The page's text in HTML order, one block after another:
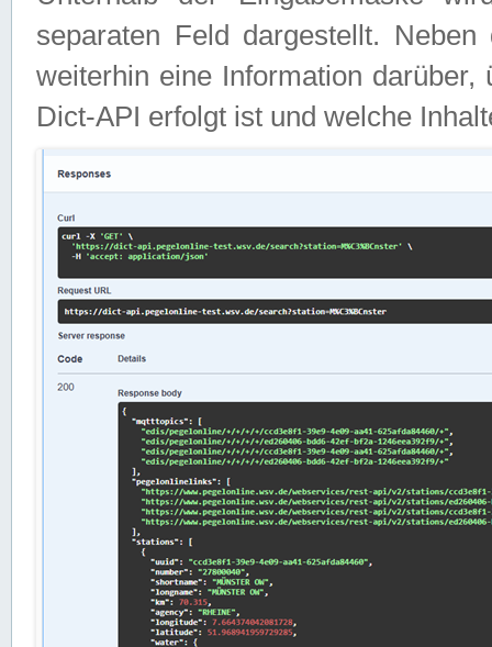
separaten Feld dargestellt.
weiterhin eine Information
Dict-API erfolgt ist und welche